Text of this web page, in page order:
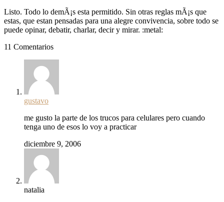
Listo. Todo lo demÃ¡s esta permitido. Sin otras reglas mÃ¡s que
estas, que estan pensadas para una alegre convivencia, sobre todo se
puede opinar, debatir, charlar, decir y mirar. :metal:
11 Comentarios
gustavo
me gusto la parte de los trucos para celulares pero cuando
tenga uno de esos lo voy a practicar
diciembre 9, 2006
natalia